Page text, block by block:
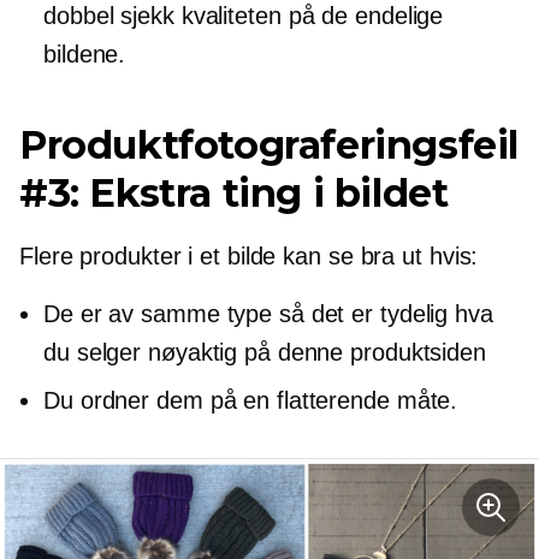
dobbel sjekkkvaliteten på de endelige
bildene.
Produktfotograferingsfeil
#3: Ekstra ting i bildet
Flere produkter i et bilde kan se bra ut hvis:
De er av samme type så det er tydelig hva
du selger nøyaktig på denne produktsiden
Du ordner dem på en flatterende måte.